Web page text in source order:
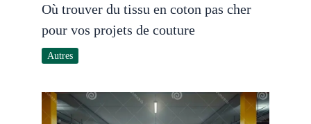
Où trouver du tissu en coton pas cher
pour vos projets de couture
Autres